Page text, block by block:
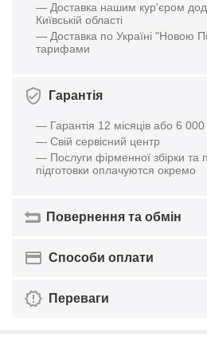
— Доставка нашим кур'єром
Київській області
— Доставка по Україні "Новою
тарифами
Гарантія
— Гарантія 12 місяців або 6 000
— Свій сервісний центр
— Послуги фірменної збірки та
підготовки оплачуются окремо
Повернення та обмін
Способи оплати
Переваги